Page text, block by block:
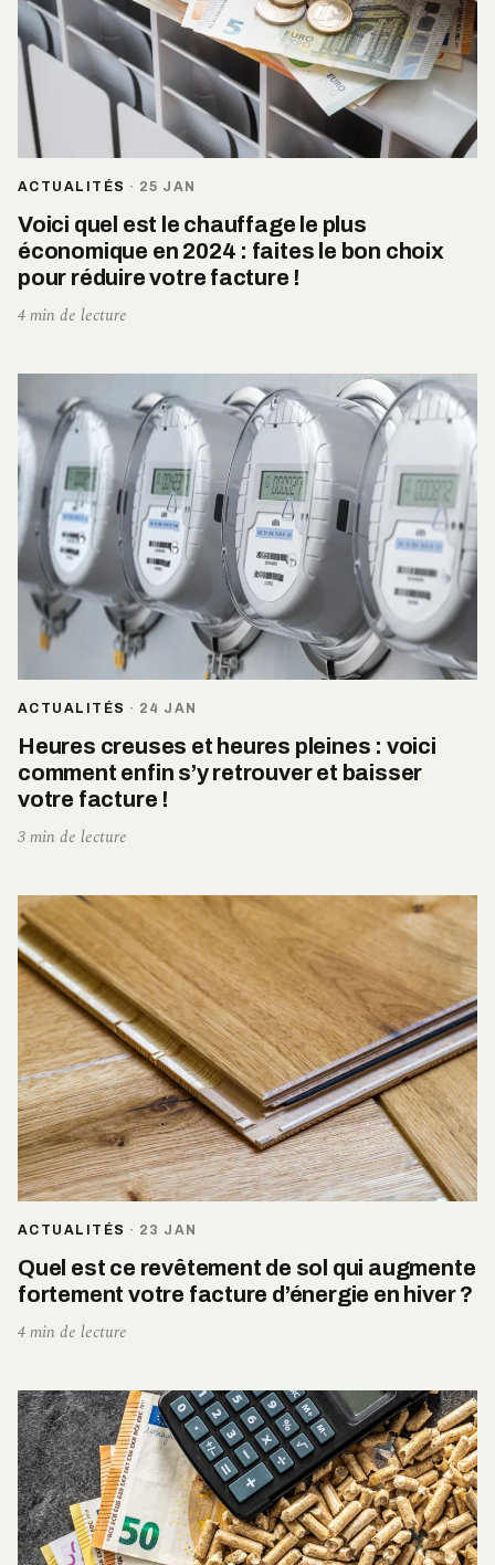
ACTUALITÉS · 25 JAN
Voici quel est le chauffage le plus
économique en 2024 : faites le bon choix
pour réduire votre facture !
4 min de lecture
ACTUALITÉS · 24 JAN
Heures creuses et heures pleines : voici
comment enfin s’y retrouver et baisser
votre facture !
3 min de lecture
ACTUALITÉS · 23 JAN
Quel est ce revêtement de sol qui augmente
fortement votre facture d’énergie en hiver ?
4 min de lecture